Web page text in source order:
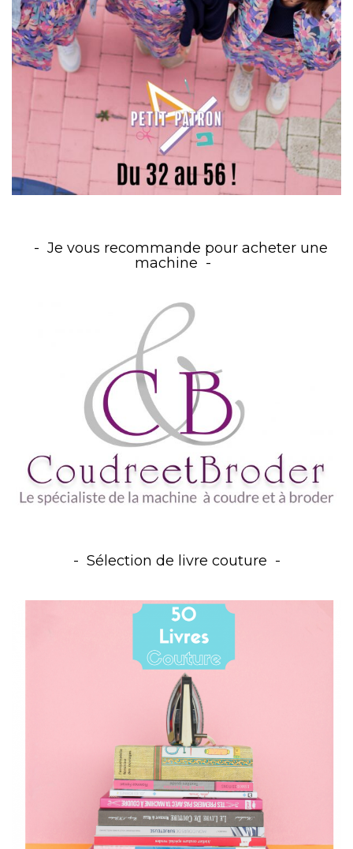
Je vous recommande pour acheter une
machine
Sélection de livre couture